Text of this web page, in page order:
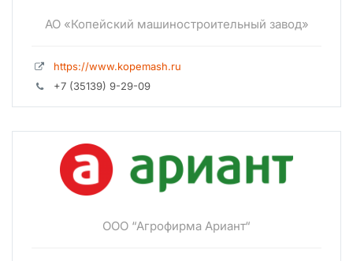
АО «Копейский машиностроительный завод»
https://www.kopemash.ru
+7 (35139) 9-29-09
ООО “Агрофирма Ариант“